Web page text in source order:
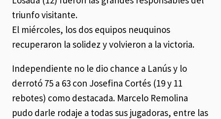
triunfo visitante.
El miércoles, los dos equipos neuquinos
recuperaron la solidez y volvieron a la victoria.
Independiente no le dio chance a Lanús y lo
derrotó 75 a 63 con Josefina Cortés (19 y 11
rebotes) como destacada. Marcelo Remolina
pudo darle rodaje a todas sus jugadoras, entre las